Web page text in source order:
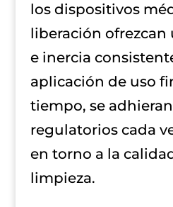
los dispositivos
liberación
e inercia
aplicación de uso
tiempo, se
regulatorios cada
en torno a la
limpieza.